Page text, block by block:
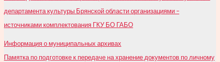
департамента культуры Брянской области организациями –
источниками комплектования ГКУ БО ГАБО
Информация о муниципальных архивах
Памятка по подготовке к передаче на хранение документов по личному